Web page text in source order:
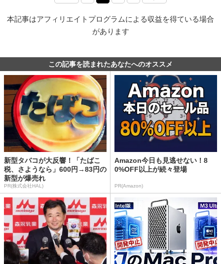
本記事はアフィリエイトプログラムによる収益を得ている場合
があります
この記事を読まれたあなたへのオススメ
新型タバコが大反響！「たばこ
税、さようなら」600円→83円の
新型が爆売れ
PR(株式会社HAL)
Amazon今日も見逃せない！8
0%OFF以上が続々登場
PR(Amazon)